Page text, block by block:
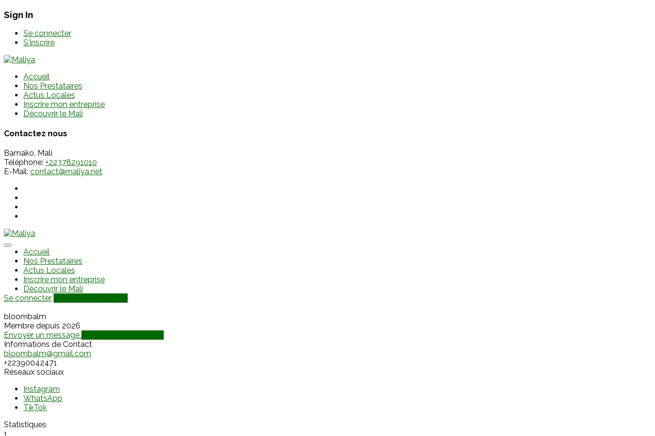
Sign In
Se connecter
S'inscrire
Accueil
Nos Prestataires
Actus Locales
Inscrire mon entreprise
Découvrir le Mali
Contactez nous
Bamako, Mali
Téléphone: +22378291010
E-Mail: contact@maliya.net
Accueil
Nos Prestataires
Actus Locales
Inscrire mon entreprise
Découvrir le Mali
Se connecter
bloombalm
Membre depuis 2026
Envoyer un message
Informations de Contact
bloombalm@gmail.com
+22390042471
Réseaux sociaux
Instagram
WhatsApp
TikTok
Statistiques
1